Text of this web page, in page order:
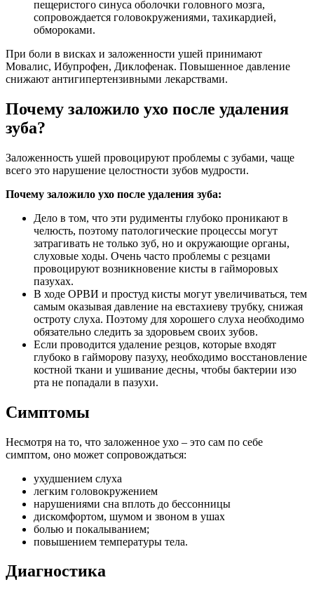
пещеристого синуса оболочки головного мозга,
сопровождается головокружениями, тахикардией,
обмороками.
При боли в висках и заложенности ушей принимают
Мовалис, Ибупрофен, Диклофенак. Повышенное давление
снижают антигипертензивными лекарствами.
Почему заложило ухо после удаления
зуба?
Заложенность ушей провоцируют проблемы с зубами, чаще
всего это нарушение целостности зубов мудрости.
Почему заложило ухо после удаления зуба:
Дело в том, что эти рудименты глубоко проникают в
челюсть, поэтому патологические процессы могут
затрагивать не только зуб, но и окружающие органы,
слуховые ходы. Очень часто проблемы с резцами
провоцируют возникновение кисты в гайморовых
пазухах.
В ходе ОРВИ и простуд кисты могут увеличиваться, тем
самым оказывая давление на евстахиеву трубку, снижая
остроту слуха. Поэтому для хорошего слуха необходимо
обязательно следить за здоровьем своих зубов.
Если проводится удаление резцов, которые входят
глубоко в гайморову пазуху, необходимо восстановление
костной ткани и ушивание десны, чтобы бактерии изо
рта не попадали в пазухи.
Симптомы
Несмотря на то, что заложенное ухо – это сам по себе
симптом, оно может сопровождаться:
ухудшением слуха
легким головокружением
нарушениями сна вплоть до бессонницы
дискомфортом, шумом и звоном в ушах
болью и покалыванием;
повышением температуры тела.
Диагностика